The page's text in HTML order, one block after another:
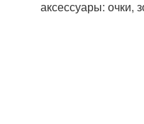
аксессуары: очки,